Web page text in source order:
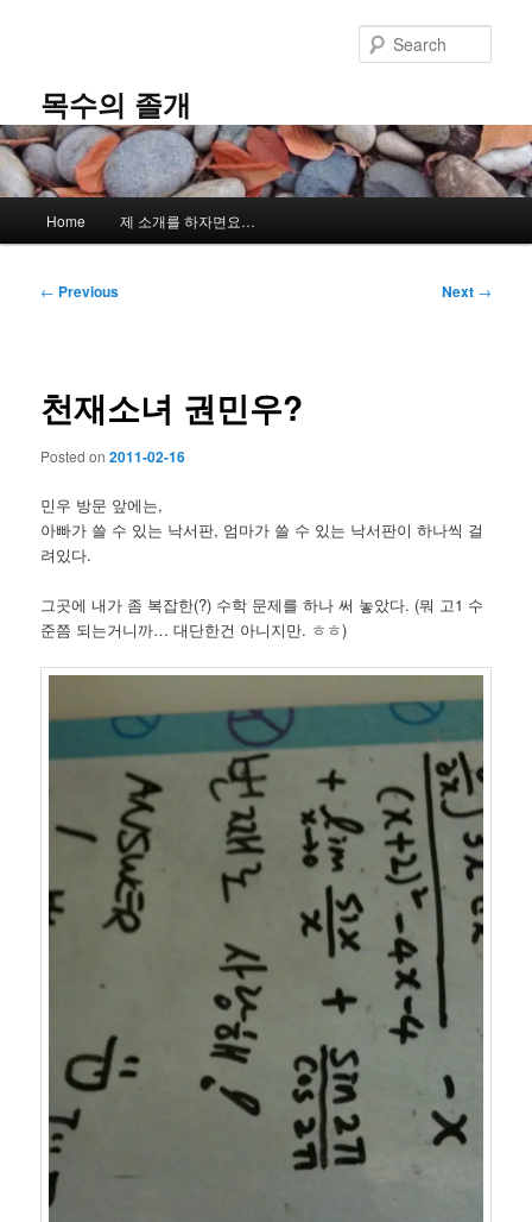
content목수의 졸개
Home 제 소개를 하자면요…
Post
← Previous Next →
천재소녀 권민우?
Posted on2011-02-16
민우 방문 앞에는,
아빠가 쓸 수 있는 낙서판, 엄마가 쓸 수 있는 낙서판이 하나씩 걸
려있다.
그곳에 내가 좀 복잡한(?) 수학 문제를 하나 써 놓았다. (뭐 고1 수
준쯤 되는거니까… 대단한건 아니지만. ㅎㅎ)